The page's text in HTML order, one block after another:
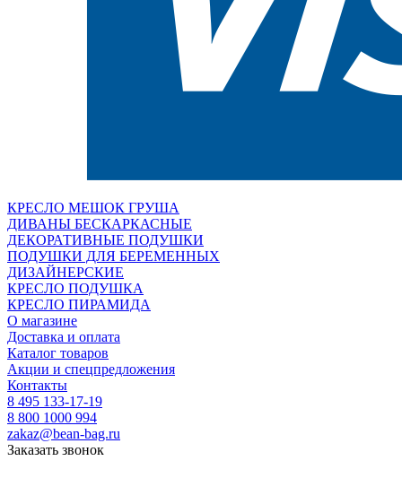
КРЕСЛО МЕШОК ГРУША
ДИВАНЫ БЕСКАРКАСНЫЕ
ДЕКОРАТИВНЫЕ ПОДУШКИ
ПОДУШКИ ДЛЯ БЕРЕМЕННЫХ
ДИЗАЙНЕРСКИЕ
КРЕСЛО ПОДУШКА
КРЕСЛО ПИРАМИДА
О магазине
Доставка и оплата
Каталог товаров
Акции и спецпредложения
Контакты
8 495 133-17-19
8 800 1000 994
zakaz@bean-bag.ru
Заказать звонок